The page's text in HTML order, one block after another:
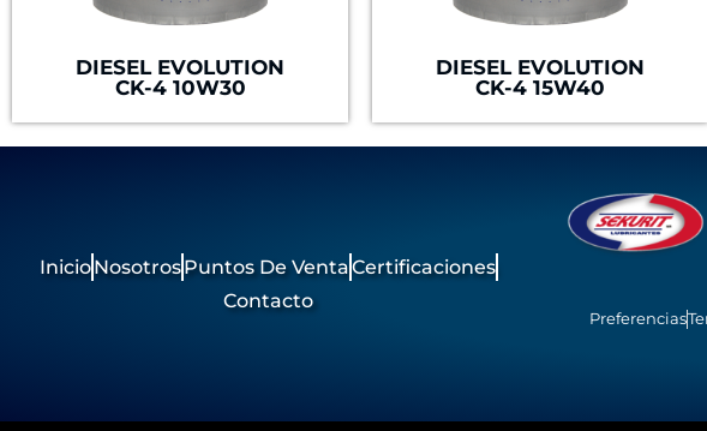
DIESEL EVOLUTION
CK-4 10W30
DIESEL EVOLUTION
CK-4 15W40
InicioNosotrosPuntos De VentaCertificaciones
Contacto
Preferencias